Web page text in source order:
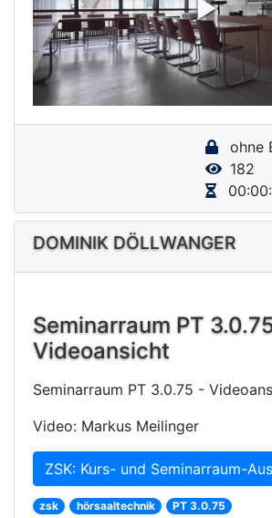
P
l
a
V
i
d
e
o
ohne
182
DOMINIK DÖLLWANGER
Seminarraum PT
Videoansicht
Seminarraum PT 3.0.75 -
Video: Markus Meilinger
ZSK: Kurs- und Seminarraum-
zsk hörsaaltechnik PT 3.0.75